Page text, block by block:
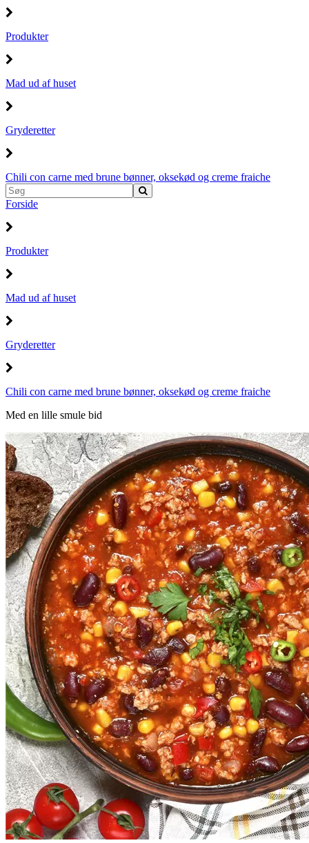
Produkter
Mad ud af huset
Gryderetter
Chili con carne med brune bønner, oksekød og creme fraiche
Forside
Produkter
Mad ud af huset
Gryderetter
Chili con carne med brune bønner, oksekød og creme fraiche
Med en lille smule bid